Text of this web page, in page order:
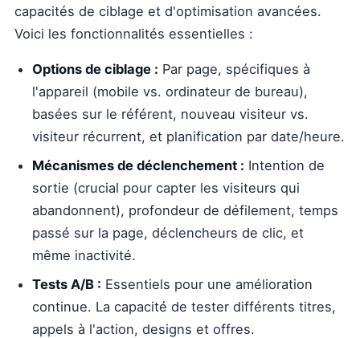
capacités de ciblage et d'optimisation avancées.
Voici les fonctionnalités essentielles :
Options de ciblage : Par page, spécifiques à
l'appareil (mobile vs. ordinateur de bureau),
basées sur le référent, nouveau visiteur vs.
visiteur récurrent, et planification par date/heure.
Mécanismes de déclenchement : Intention de
sortie (crucial pour capter les visiteurs qui
abandonnent), profondeur de défilement, temps
passé sur la page, déclencheurs de clic, et
même inactivité.
Tests A/B : Essentiels pour une amélioration
continue. La capacité de tester différents titres,
appels à l'action, designs et offres.